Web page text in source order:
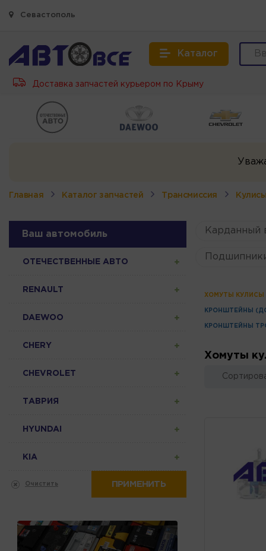
Севастополь
Каталог
Доставка запчастей курьером по Крыму
Главная Каталог запчастей Трансмиссия
Ваш автомобиль
ОТЕЧЕСТВЕННЫЕ АВТО
RENAULT
DAEWOO
CHERY
CHEVROLET
ТАВРИЯ
HYUNDAI
KIA
Очистить ПРИМЕНИТЬ
Карданный
ХОМУТЫ КУЛИСЫ
КРОНШТЕЙНЫ
КРОНШТЕЙНЫ
Хомуты